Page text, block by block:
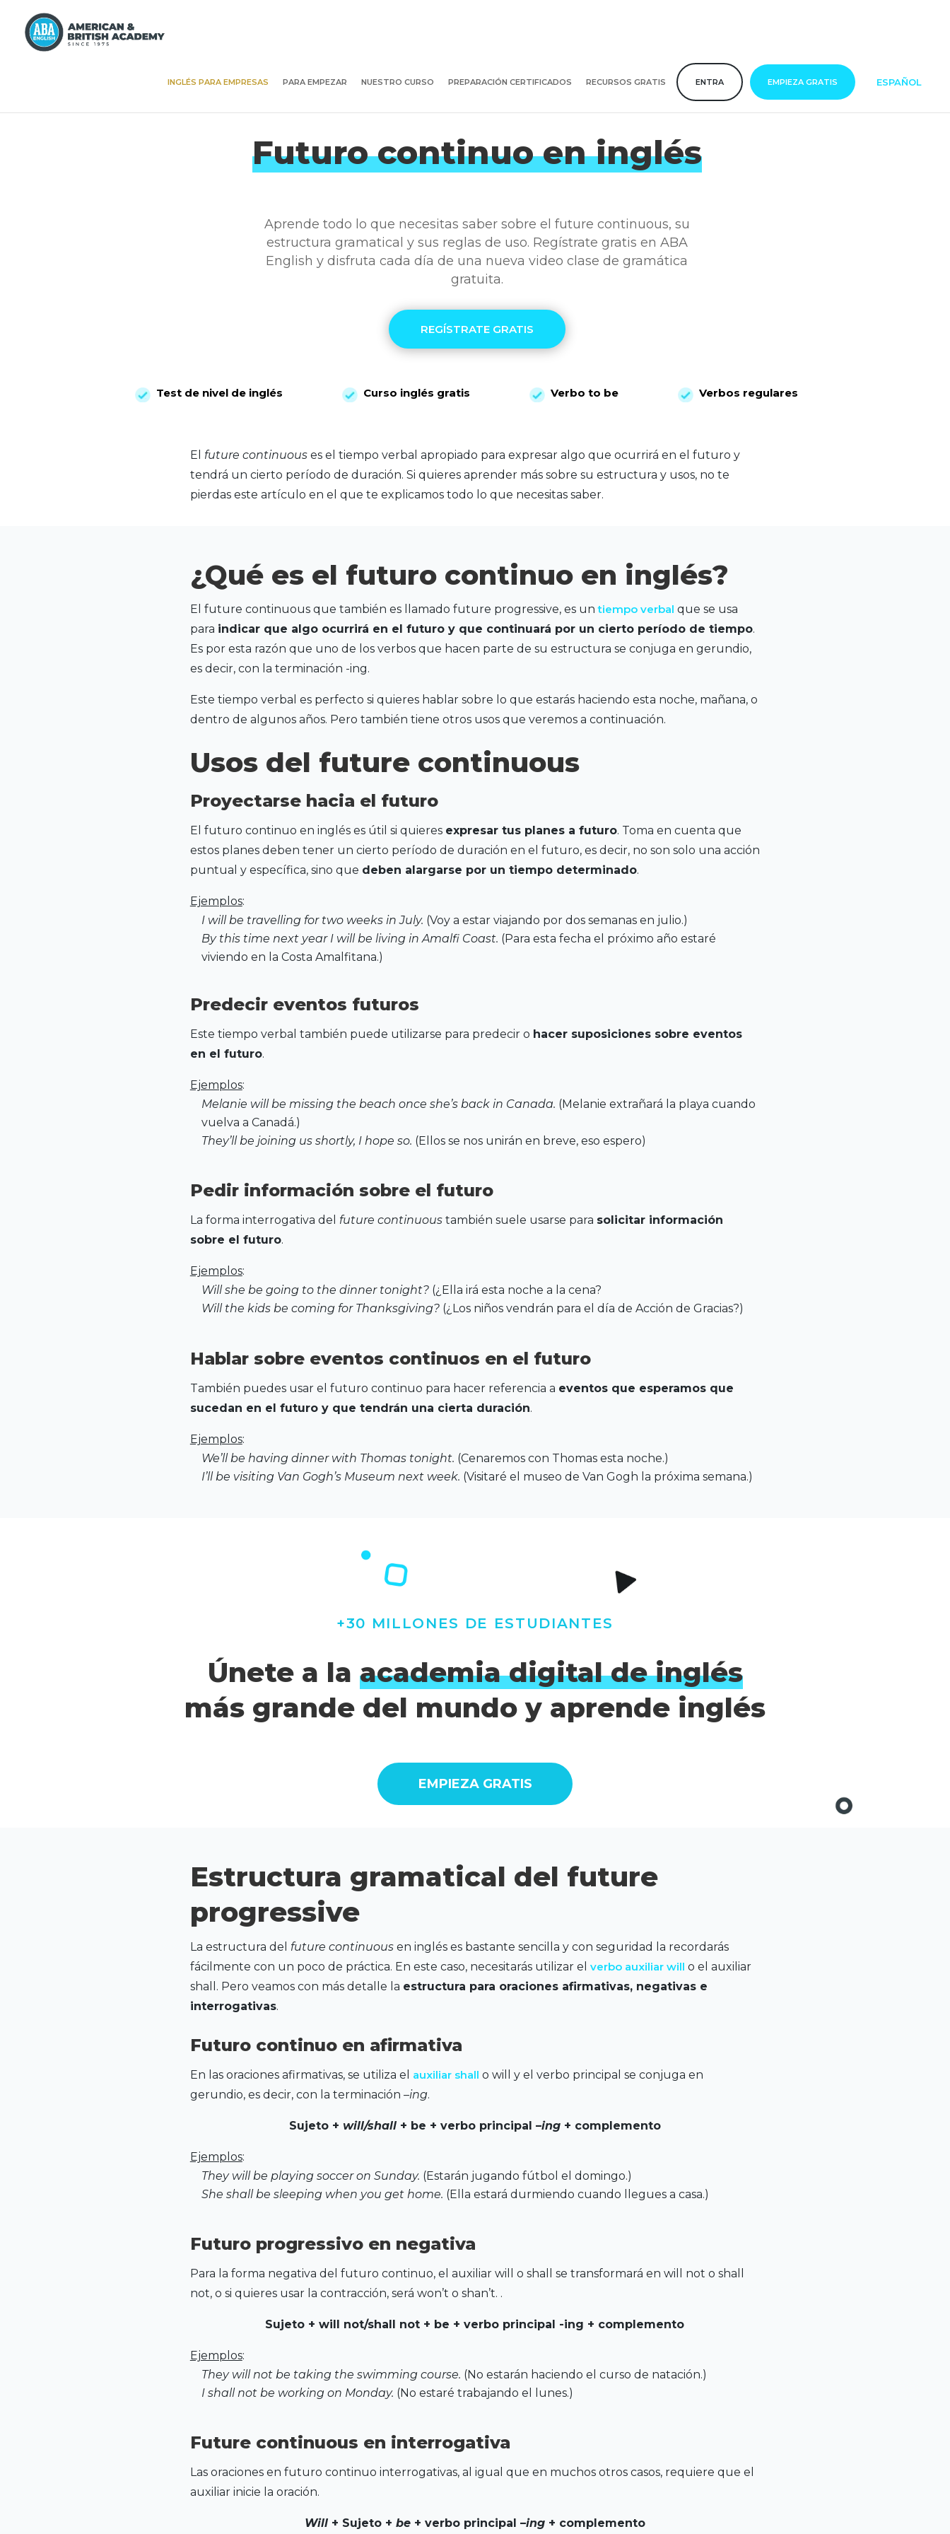
INGLÉS PARA EMPRESAS PARA EMPEZAR NUESTRO CURSO PREPARACIÓN CERTIFICADOS RECURSOS GRATIS ENTRA EMPIEZA GRATIS ESPAÑOL
Futuro continuo en inglés
Aprende todo lo que necesitas saber sobre el future continuous, su
estructura gramatical y sus reglas de uso. Regístrate gratis en ABA
English y disfruta cada día de una nueva video clase de gramática
gratuita.
REGÍSTRATE GRATIS
Test de nivel de inglés Curso inglés gratis Verbo to be Verbos regulares
El future continuouses el tiempo verbal apropiado para expresar algo que ocurrirá en el futuro y
tendrá un cierto período de duración. Si quieres aprender más sobre su estructura y usos, no te
pierdas este artículo en el que te explicamos todo lo que necesitas saber.
¿Qué es el futuro continuo en inglés?
El future continuous que también es llamado future progressive, es untiempo verbal que se usa
para indicar que algo ocurrirá en el futuro y que continuará por un cierto período de tiempo.
Es por esta razón que uno de los verbos que hacen parte de su estructura se conjuga en gerundio,
es decir, con la terminación -ing.
Este tiempo verbal es perfecto si quieres hablar sobre lo que estarás haciendo esta noche, mañana, o
dentro de algunos años. Pero también tiene otros usos que veremos a continuación.
Usos del future continuous
Proyectarse hacia el futuro
El futuro continuo en inglés es útil si quieres expresar tus planes a futuro. Toma en cuenta que
estos planes deben tener un cierto período de duración en el futuro, es decir, no son solo una acción
puntual y específica, sino que deben alargarse por un tiempo determinado.
Ejemplos:
I will be travelling for two weeks in July. (Voy a estar viajando por dos semanas en julio.)
By this time next year I will be living in Amalfi Coast. (Para esta fecha el próximo año estaré
viviendo en la Costa Amalfitana.)
Predecir eventos futuros
Este tiempo verbal también puede utilizarse para predecir o hacer suposiciones sobre eventos
en el futuro.
Ejemplos:
Melanie will be missing the beach once she’s back in Canada. (Melanie extrañará la playa cuando
vuelva a Canadá.)
They’ll be joining us shortly, I hope so. (Ellos se nos unirán en breve, eso espero)
Pedir información sobre el futuro
La forma interrogativa del future continuoustambién suele usarse para solicitar información
sobre el futuro.
Ejemplos:
Will she be going to the dinner tonight?(¿Ella irá esta noche a la cena?
Will the kids be coming for Thanksgiving?(¿Los niños vendrán para el día de Acción de Gracias?)
Hablar sobre eventos continuos en el futuro
También puedes usar el futuro continuo para hacer referencia a eventos que esperamos que
sucedan en el futuro y que tendrán una cierta duración.
Ejemplos:
We’ll be having dinner with Thomas tonight. (Cenaremos con Thomas esta noche.)
I’ll be visiting Van Gogh’s Museum next week. (Visitaré el museo de Van Gogh la próxima semana.)
+30 MILLONES DE ESTUDIANTES
Únete a la academia digital de inglés
más grande del mundo y aprende inglés
EMPIEZA GRATIS
Estructura gramatical del future
progressive
La estructura del future continuousen inglés es bastante sencilla y con seguridad la recordarás
fácilmente con un poco de práctica. En este caso, necesitarás utilizar el verbo auxiliar will o el auxiliar
shall. Pero veamos con más detalle la estructura para oraciones afirmativas, negativas e
interrogativas.
Futuro continuo en afirmativa
En las oraciones afirmativas, se utiliza el auxiliar shall o will y el verbo principal se conjuga en
gerundio, es decir, con la terminación –ing.
Sujeto + will/shall+ be + verbo principal –ing+ complemento
Ejemplos:
They will be playing soccer on Sunday. (Estarán jugando fútbol el domingo.)
She shall be sleeping when you get home. (Ella estará durmiendo cuando llegues a casa.)
Futuro progressivo en negativa
Para la forma negativa del futuro continuo, el auxiliar will o shall se transformará en will not o shall
not, o si quieres usar la contracción, será won’t o shan’t. .
Sujeto + will not/shall not + be + verbo principal -ing + complemento
Ejemplos:
They will not be taking the swimming course. (No estarán haciendo el curso de natación.)
I shall not be working on Monday. (No estaré trabajando el lunes.)
Future continuous en interrogativa
Las oraciones en futuro continuo interrogativas, al igual que en muchos otros casos, requiere que el
auxiliar inicie la oración.
Will + Sujeto + be + verbo principal –ing+ complemento